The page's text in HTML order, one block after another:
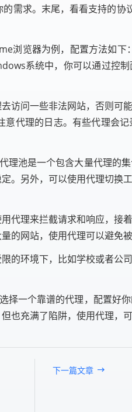
需求。末尾，看看支持的
浏览器为例，配置方法如下
系统中，你可以通过控
问一些非法网站，否则可
代理的日志。有些代理会
池是一个包含大量代理的
。另外，可以使用代理切换
代理来拦截请求和响应，接
的网站，使用代理可以避免被
的环境下，比如学校或者公
一个靠谱的代理，配置好
充满了陷阱，使用代理，
下一篇文章